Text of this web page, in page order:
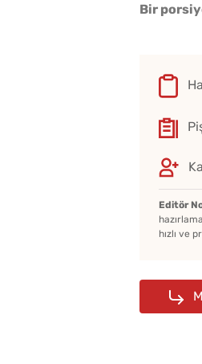
Bir
Editör
hızlı ve